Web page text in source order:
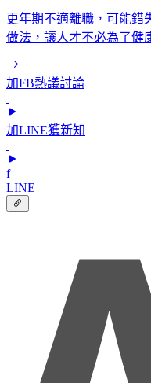
更年期不適離職，可能錯
做法，讓人才不必為了健
加FB熱議討論
加LINE獲新知
f
LINE